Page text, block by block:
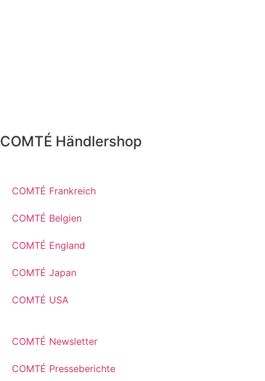
COMTÉ Händlershop
COMTÉ Frankreich
COMTÉ Belgien
COMTÉ England
COMTÉ Japan
COMTÉ USA
COMTÉ Newsletter
COMTÉ Presseberichte